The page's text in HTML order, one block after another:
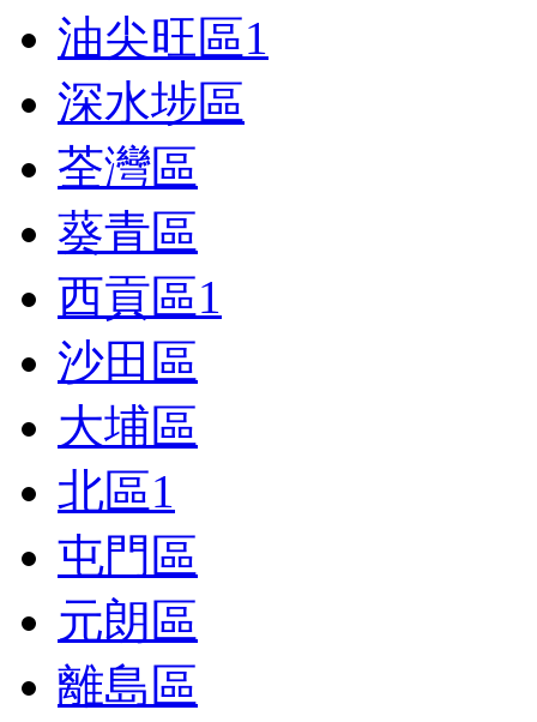
油尖旺區1
深水埗區
荃灣區
葵青區
西貢區1
沙田區
大埔區
北區1
屯門區
元朗區
離島區